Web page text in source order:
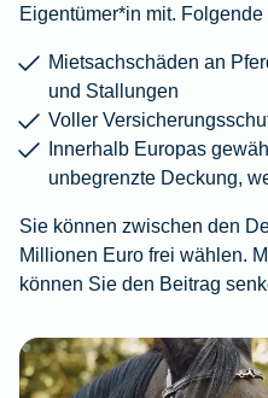
Eigentümer*in mit.
Mietsachschäden an
und Stallungen
Voller
Innerhalb Europas
unbegrenzte Deckung,
Sie können zwischen den
Millionen Euro frei wählen.
können Sie den Beitrag